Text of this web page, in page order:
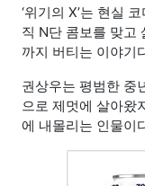
‘위기의 X’는 현실
직 N단 콤보를 맞고
까지 버티는 이야기
권상우는 평범한 중
으로 제멋에 살아왔
에 내몰리는 인물이